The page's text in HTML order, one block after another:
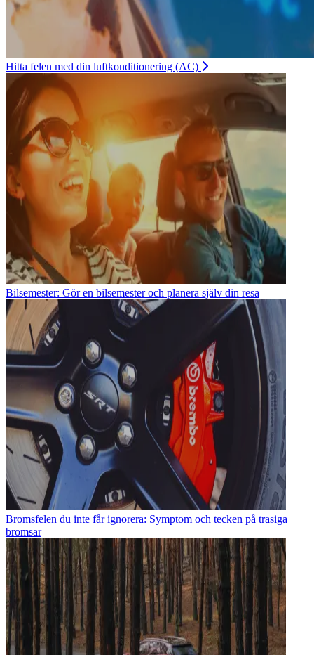
Hitta felen med din luftkonditionering (AC)
Bilsemester: Gör en bilsemester och planera själv din resa
Bromsfelen du inte får ignorera: Symptom och tecken på trasiga
bromsar